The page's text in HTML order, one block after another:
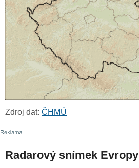
Zdroj dat: ČHMÚ
Radarový snímek Evropy